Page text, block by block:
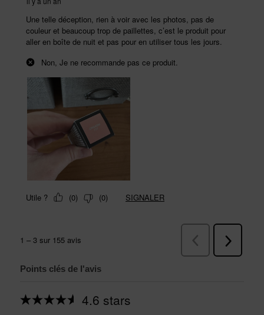
Points clés de l'avis
4.6 stars
Average